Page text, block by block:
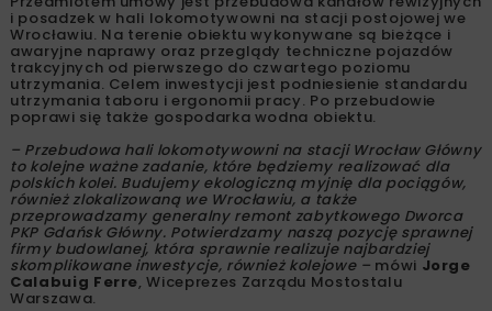
i posadzek w hali lokomotywowni na stacji postojowej we
Wrocławiu. Na terenie obiektu wykonywane są bieżące i
awaryjne naprawy oraz przeglądy techniczne pojazdów
trakcyjnych od pierwszego do czwartego poziomu
utrzymania. Celem inwestycji jest podniesienie standardu
utrzymania taboru i ergonomii pracy. Po przebudowie
poprawi się także gospodarka wodna obiektu.
– Przebudowa hali lokomotywowni na stacji Wrocław Główny
to kolejne ważne zadanie, które będziemy realizować dla
polskich kolei. Budujemy ekologiczną myjnię dla pociągów,
również zlokalizowaną we Wrocławiu, a także
przeprowadzamy generalny remont zabytkowego Dworca
PKP Gdańsk Główny. Potwierdzamy naszą pozycję sprawnej
firmy budowlanej, która sprawnie realizuje najbardziej
skomplikowane inwestycje, również kolejowe – mówi Jorge
Calabuig Ferre, Wiceprezes Zarządu Mostostalu
Warszawa.